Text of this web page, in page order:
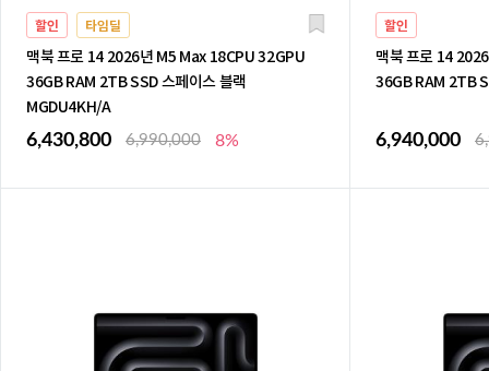
할인 타임딜
맥북 프로 14 2026년 M5 Max 18CPU 32GPU
36GB RAM 2TB SSD 스페이스 블랙
MGDU4KH/A
6,430,800
6,990,000 8%
할인
맥북 프로 14
36GB RAM 2TB
6,940,000